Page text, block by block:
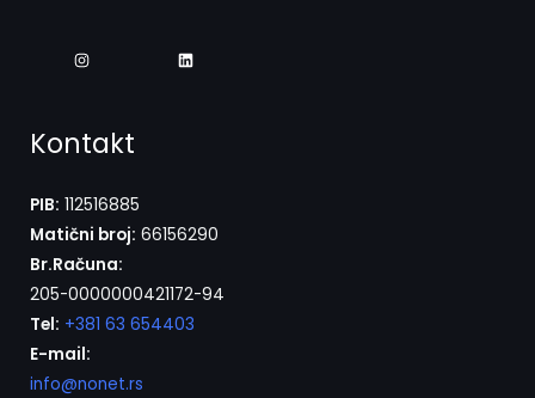
Kontakt
PIB: 112516885
Matični broj: 66156290
Br.Računa:
205-0000000421172-94
Tel: +381 63 654403
E-mail:
info@nonet.rs